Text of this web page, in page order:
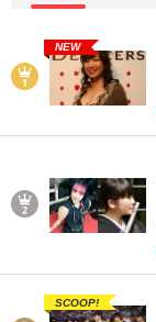
NEW
SCOOP!